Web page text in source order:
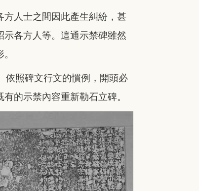
人士之間因此產生糾紛，甚
各方人等。這通示禁碑雖然
依照碑文行文的慣例，開頭必
的示禁內容重新勒石立碑。